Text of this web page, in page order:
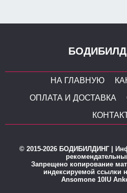
НА ГЛАВНУЮ
ОПЛАТА И ДОСТАВКА
© 2015-2026 БОДИБИЛДИНГ |
Запрещено копирование
индексируемой ссылки
Ansomone 10IU